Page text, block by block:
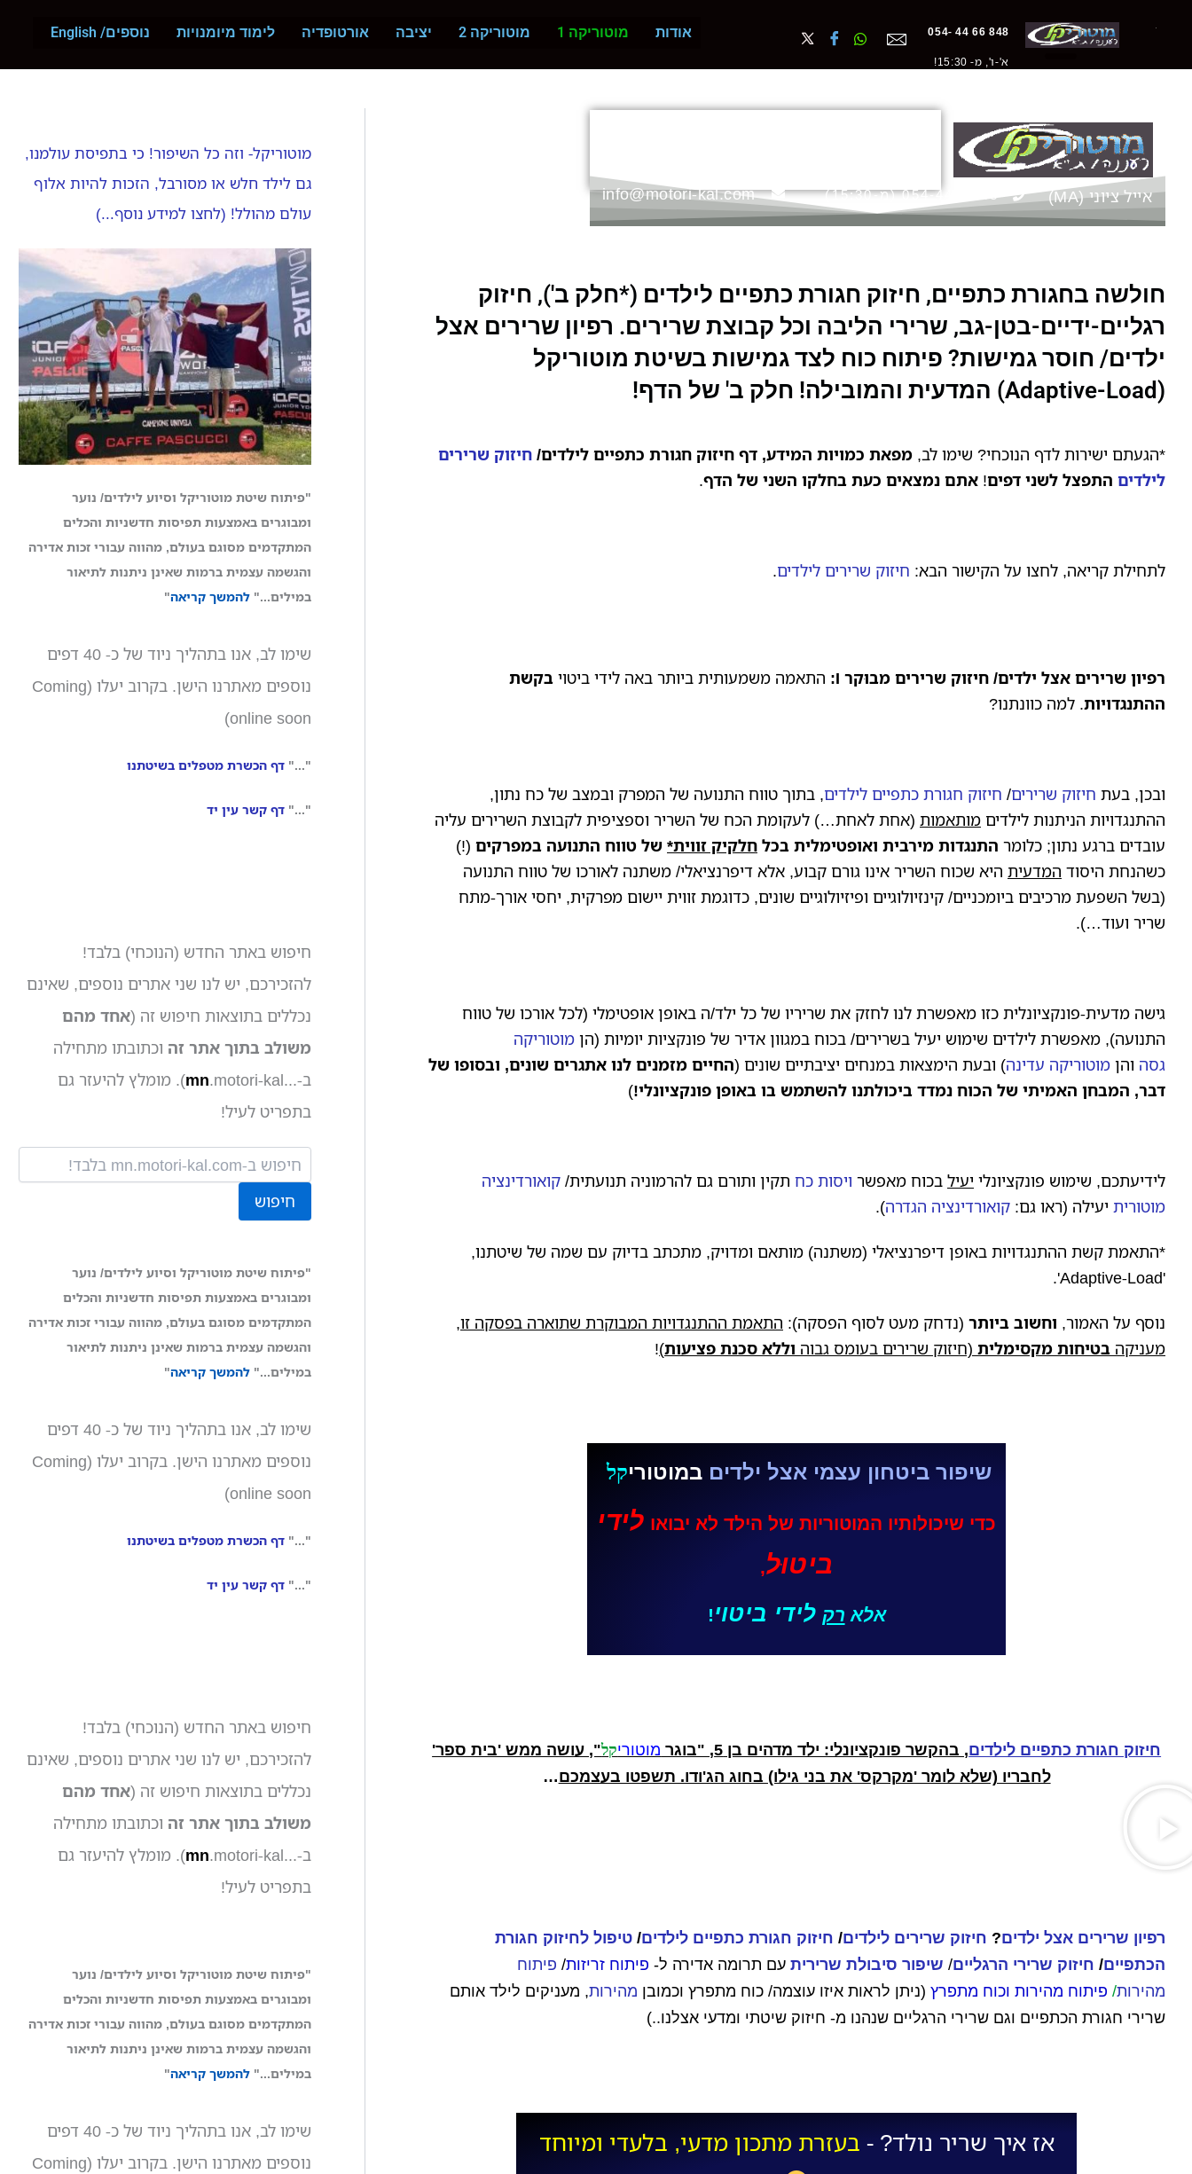
אייל ציוני (MA) 054-4466848 (מ-15:30) info@motori-kal.com
חולשה בחגורת כתפיים, חיזוק חגורת כתפיים לילדים (*חלק ב'), חיזוק
רגליים-ידיים-בטן-גב, שרירי הליבה וכל קבוצת שרירים. רפיון שרירים אצל
ילדים/ חוסר גמישות? פיתוח כוח לצד גמישות בשיטת מוטוריקל
(Adaptive-Load) המדעית והמובילה! חלק ב' של הדף!
*הגעתם ישירות לדף הנוכחי? שימו לב, מפאת כמויות המידע, דף חיזוק חגורת כתפיים לילדים/ חיזוק שרירים
לילדים התפצל לשני דפים! אתם נמצאים כעת בחלקו השני של הדף.
לתחילת קריאה, לחצו על הקישור הבא: חיזוק שרירים לילדים.
רפיון שרירים אצל ילדים/ חיזוק שרירים מבוּקר I : התאמה משמעותית ביותר באה לידי ביטוי בקשת
ההתנגדויות. למה כוונתנו?
ובכן, בעת חיזוק שרירים/ חיזוק חגורת כתפיים לילדים, בתוך טווח התנועה של המפרק ובמצב של כח נתון,
ההתנגדויות הניתנות לילדים מותאמות (אחת לאחת…) לעקומת הכח של השריר וספציפית לקבוצת השרירים עליה
עובדים ברגע נתון; כלומר התנגדות מירבית ואופטימלית בכל חלקיק זווית* של טווח התנועה במפרקים (!)
כשהנחת היסוד המדעית היא שכוח השריר אינו גורם קבוע, אלא דיפרנציאלי/ משתנה לאורכו של טווח התנועה
(בשל השפעת מרכיבים ביומכניים/ קינזיולוגיים ופיזיולוגיים שונים, כדוגמת זווית יישום מפרקית, יחסי אורך-מתח
שריר ועוד…).
גישה מדעית-פונקציונלית כזו מאפשרת לנו לחזק את שריריו של כל ילד/ה באופן אופטימלי (לכל אורכו של טווח
התנועה), מאפשרת לילדים שימוש יעיל בשרירים/ בכוח במגוון אדיר של פונקציות יומיות (הן מוטוריקה
גסה והן מוטוריקה עדינה) ובעת הימצאות במנחים יציבתיים שונים (החיים מזמנים לנו אתגרים שונים, ובסופו של
דבר, המבחן האמיתי של הכוח נמדד ביכולתנו להשתמש בו באופן פונקציונלי!)
לידיעתכם, שימוש פונקציונלי יעיל בכוח מאפשר ויסות כח תקין ותורם גם להרמוניה תנועתית/ קואורדינציה
מוטורית יעילה (ראו גם: קואורדינציה הגדרה).
*התאמת קשת ההתנגדויות באופן דיפרנציאלי (משתנה) מותאם ומדויק, מתכתב בדיוק עם שמה של שיטתנו,
'Adaptive-Load'.
נוסף על האמור, וחשוב ביותר (נדחק מעט לסוף הפסקה): התאמת ההתנגדויות המבוקרת שתוארה בפסקה זו,
מעניקה בטיחות מקסימלית (חיזוק שרירים בעומס גבוה וללא סכנת פציעות)
!
שיפור ביטחון עצמי אצל ילדים במוטוריקל
כדי שיכולותיו המוטוריות של הילד לא יבואו לידי
ביטוּל,
אלא רק לידי ביטוי!
חיזוק חגורת כתפיים לילדים, בהקשר פונקציונלי: ילד מדהים בן 5, "בוגר מוטוריקל", עושה ממש 'בית ספר'
לחבריו (שלא לומר 'מקרקס' את בני גילו) בחוג הג'ודו. תשפטו בעצמכם…
רפיון שרירים אצל ילדים? חיזוק שרירים לילדים/ חיזוק חגורת כתפיים לילדים/ טיפול לחיזוק חגורת
הכתפיים/ חיזוק שרירי הרגליים/ שיפור סיבולת שרירית עם תרומה אדירה ל- פיתוח זריזות/ פיתוח
מהירות/ פיתוח מהירות וכוח מתפרץ (ניתן לראות איזו עוצמה/ כוח מתפרץ וכמובן מהירות, מעניקים לילד אותם
שרירי חגורת הכתפיים וגם שרירי הרגליים שנהנו מ- חיזוק שיטתי ומדעי אצלנו..)
אז איך שריר נולד? - בעזרת מתכון מדעי, בלעדי ומיוחד
848 66 44 -054
א'-ו', מ- 15:30!
אודות מוטוריקה 1 מוטוריקה 2 יציבה אורטופדיה לימוד מיומנויות נוספים/ English
מוטוריקל- וזה כל השיפור! כי בתפיסת עולמנו,
גם לילד חלש או מסורבל, הזכות להיות אלוף
עולם מהולל! (לחצו למידע נוסף...)
"פיתוח שיטת מוטוריקל וסיוע לילדים/ נוער
ומבוגרים באמצעות תפיסות חדשניות והכלים
המתקדמים מסוגם בעולם, מהווה עבורי זכות אדירה
והגשמה עצמית ברמות שאינן ניתנות לתיאור
במילים..." להמשך קריאה"
שימו לב, אנו בתהליך ניוד של כ- 40 דפים
נוספים מאתרנו הישן. בקרוב יעלו (Coming
online soon)
"..." דף הכשרת מטפלים בשיטתנו
"..." דף קשר עין יד
חיפוש באתר החדש (הנוכחי) בלבד!
להזכירכם, יש לנו שני אתרים נוספים, שאינם
נכללים בתוצאות חיפוש זה (אחד מהם
משולב בתוך אתר זה וכתובתו מתחילה
ב-...
mn.motori-kal). מומלץ להיעזר גם
בתפריט לעיל!
י
פ
חיפוש
"פיתוח שיטת מוטוריקל וסיוע לילדים/ נוער
ומבוגרים באמצעות תפיסות חדשניות והכלים
המתקדמים מסוגם בעולם, מהווה עבורי זכות אדירה
והגשמה עצמית ברמות שאינן ניתנות לתיאור
במילים..." להמשך קריאה"
שימו לב, אנו בתהליך ניוד של כ- 40 דפים
נוספים מאתרנו הישן. בקרוב יעלו (Coming
online soon)
"..." דף הכשרת מטפלים בשיטתנו
"..." דף קשר עין יד
חיפוש באתר החדש (הנוכחי) בלבד!
להזכירכם, יש לנו שני אתרים נוספים, שאינם
נכללים בתוצאות חיפוש זה (אחד מהם
משולב בתוך אתר זה וכתובתו מתחילה
ב-...
mn.motori-kal). מומלץ להיעזר גם
בתפריט לעיל!
"פיתוח שיטת מוטוריקל וסיוע לילדים/ נוער
ומבוגרים באמצעות תפיסות חדשניות והכלים
המתקדמים מסוגם בעולם, מהווה עבורי זכות אדירה
והגשמה עצמית ברמות שאינן ניתנות לתיאור
במילים..." להמשך קריאה"
שימו לב, אנו בתהליך ניוד של כ- 40 דפים
נוספים מאתרנו הישן. בקרוב יעלו (Coming